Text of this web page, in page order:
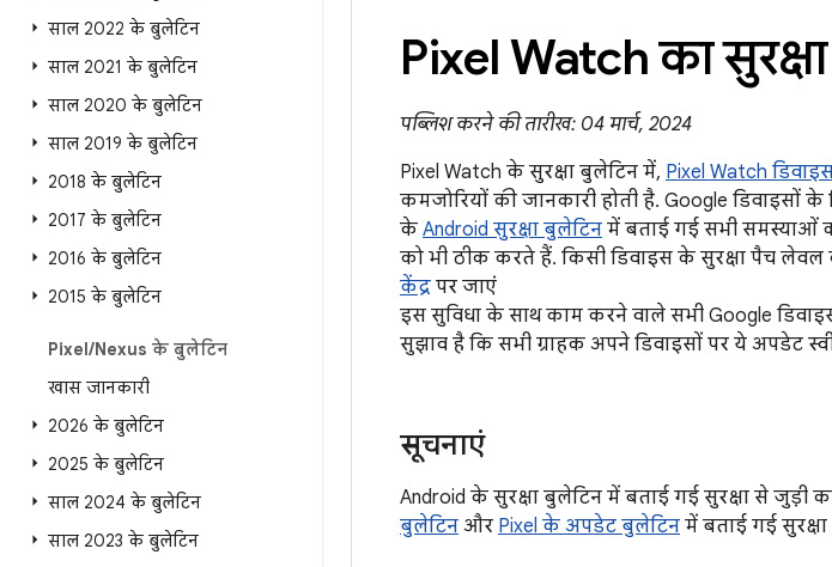
साल 2022 के बुलेटिन
साल 2021 के बुलेटिन
साल 2020 के बुलेटिन
साल 2019 के बुलेटिन
2018 के बुलेटिन
2017 के बुलेटिन
2016 के बुलेटिन
2015 के बुलेटिन
Pixel/Nexus के बुलेटिन
खास जानकारी
2026 के बुलेटिन
2025 के बुलेटिन
साल 2024 के बुलेटिन
साल 2023 के बुलेटिन
Pixel Watch का
पब्लिश करने की तारीख: 04 मार्च, 2024
Pixel Watch के सुरक्षा बुलेटिन में, Pixel Watch
कमजोरियों की जानकारी होती है. Google डिवाइसों
के Android सुरक्षा बुलेटिन में बताई गई सभी समस्याओं
को भी ठीक करते हैं. किसी डिवाइस के सुरक्षा पैच
केंद्र पर जाएं
इस सुविधा के साथ काम करने वाले सभी Google
सुझाव है कि सभी ग्राहक अपने डिवाइसों पर ये अपडेट
सूचनाएं
Android के सुरक्षा बुलेटिन में बताई गई सुरक्षा से जुड़ी
बुलेटिन और Pixel के अपडेट बुलेटिन में बताई गई